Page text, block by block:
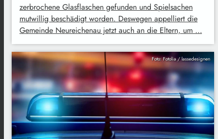
zerbrochene Glasflaschen gefunden und Spielsachen
mutwillig beschädigt worden. Deswegen appelliert die
Gemeinde Neureichenau jetzt auch an die Eltern, um …
Foto: Fotolia / lassedesignen